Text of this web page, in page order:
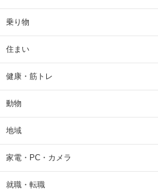
乗り物
住まい
健康・筋トレ
動物
地域
家電・PC・カメラ
就職・転職